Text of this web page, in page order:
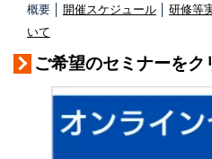
概要 │ 開催スケジュール 研修等
いて
ご希望のセミナーをク